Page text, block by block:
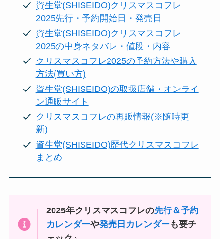
資生堂(SHISEIDO)クリスマスコフレ
2025先行・予約開始日・発売日
資生堂(SHISEIDO)クリスマスコフレ
2025の中身ネタバレ・値段・内容
クリスマスコフレ2025の予約方法や購入
方法(買い方)
資生堂(SHISEIDO)の取扱店舗・オンライ
ン通販サイト
クリスマスコフレの再販情報(※随時更
新)
資生堂(SHISEIDO)歴代クリスマスコフレ
まとめ
2025年クリスマスコフレの先行＆予約
カレンダーや発売日カレンダーも要チ